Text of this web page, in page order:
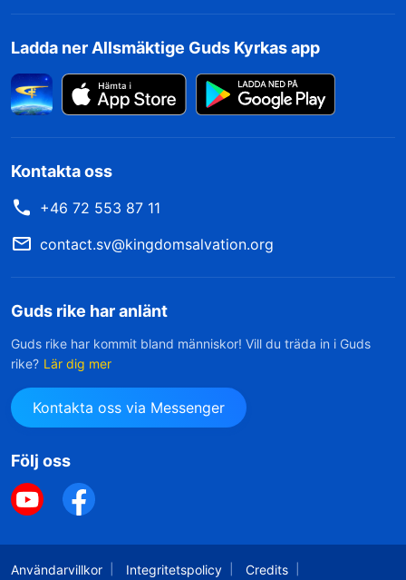
Ladda ner Allsmäktige Guds Kyrkas app
Kontakta oss
+46 72 553 87 11
contact.sv@kingdomsalvation.org
Guds rike har anlänt
Guds rike har kommit bland människor! Vill du träda in i Guds
rike? Lär dig mer
Kontakta oss via Messenger
Följ oss
Användarvillkor Integritetspolicy Credits